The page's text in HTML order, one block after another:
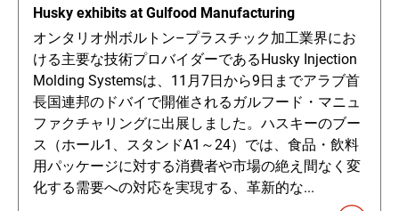
Husky exhibits at Gulfood Manufacturing
オンタリオ州ボルトン–プラスチック加工業界にお
ける主要な技術プロバイダーであるHusky Injection
Molding Systemsは、11月7日から9日までアラブ首
長国連邦のドバイで開催されるガルフード・マニュ
ファクチャリングに出展しました。ハスキーのブー
ス（ホール1、スタンドA1～24）では、食品・飲料
用パッケージに対する消費者や市場の絶え間なく変
化する需要への対応を実現する、革新的な...